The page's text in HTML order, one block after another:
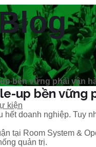
bền vững phải vận
up bền vững
kiện
doanh nghiệp. Tuy
tại Room System &
quản trị.